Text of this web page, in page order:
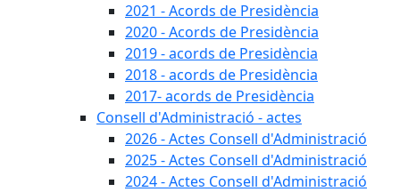
2021 - Acords de Presidència
2020 - Acords de Presidència
2019 - acords de Presidència
2018 - acords de Presidència
2017- acords de Presidència
Consell d'Administració - actes
2026 - Actes Consell d'Administració
2025 - Actes Consell d'Administració
2024 - Actes Consell d'Administració